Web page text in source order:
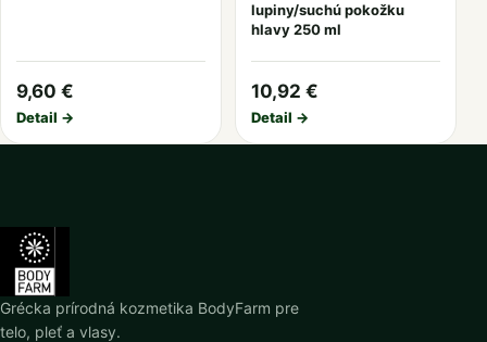
9,60 €
Detail →
lupiny/suchú pokožku
hlavy 250 ml
10,92 €
Detail →
Grécka prírodná kozmetika BodyFarm pre
telo, pleť a vlasy.